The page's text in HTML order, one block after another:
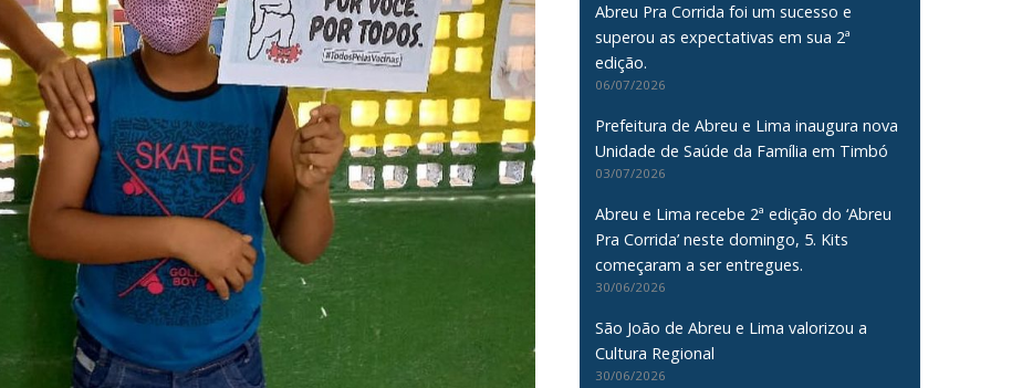
Abreu Pra Corrida foi um sucesso e
superou as expectativas em sua 2ª
edição.
06/07/2026
Prefeitura de Abreu e Lima inaugura nova
Unidade de Saúde da Família em Timbó
03/07/2026
Abreu e Lima recebe 2ª edição do ‘Abreu
Pra Corrida’ neste domingo, 5. Kits
começaram a ser entregues.
30/06/2026
São João de Abreu e Lima valorizou a
Cultura Regional
30/06/2026